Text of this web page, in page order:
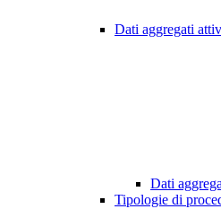
Dati aggregati
Dati
Tipologie di